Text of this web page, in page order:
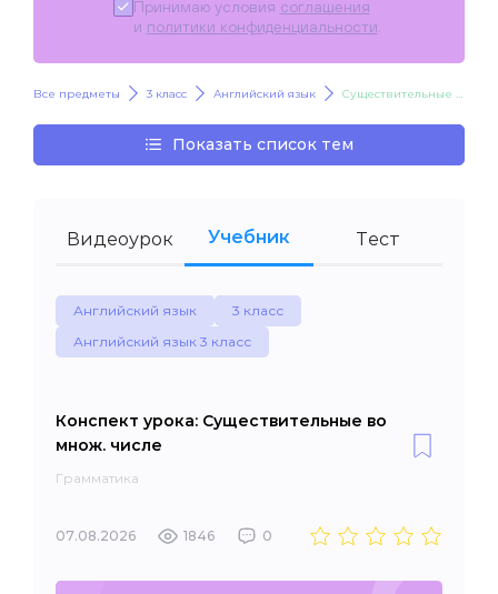
Принимаю условия соглашения
и политики конфиденциальности
Все предметы 3 класс Английский язык Существительные во множ. числе
Показать список тем
Видеоурок Учебник Тест
Английский язык
3 класс
Английский язык 3 класс
Конспект урока: Существительные во
множ. числе
Грамматика
07.08.2026 1846 0